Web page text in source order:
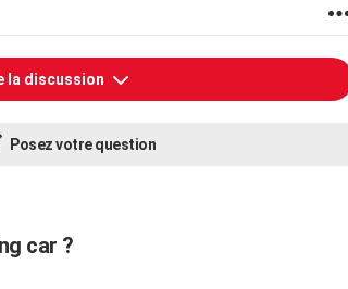
la discussion
Posez votre question
car ?